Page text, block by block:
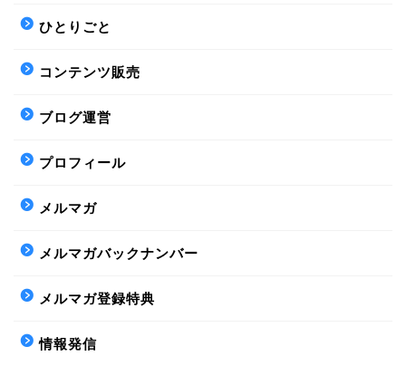
ひとりごと
コンテンツ販売
ブログ運営
プロフィール
メルマガ
メルマガバックナンバー
メルマガ登録特典
情報発信